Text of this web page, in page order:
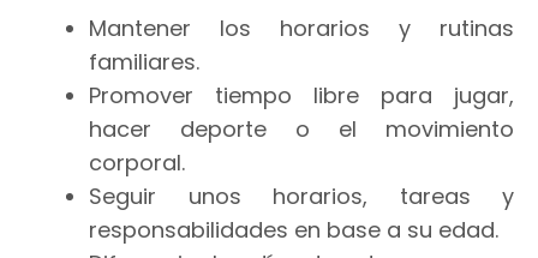
Mantener los horarios y rutinas
familiares.
Promover tiempo libre para jugar,
hacer deporte o el movimiento
corporal.
Seguir unos horarios, tareas y
responsabilidades en base a su edad.